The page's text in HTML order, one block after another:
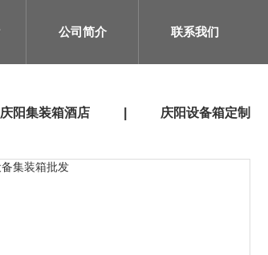
公司简介 联系我们
庆阳集装箱酒店 庆阳设备箱定制